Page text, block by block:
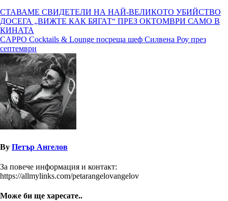
Навигация
СТАВАМЕ СВИДЕТЕЛИ НА НАЙ-ВЕЛИКОТО УБИЙСТВО
ДОСЕГА „ВИЖТЕ КАК БЯГАТ“ ПРЕЗ ОКТОМВРИ САМО В
КИНАТА
CAPPO Cocktails & Lounge посреща шеф Силвена Роу през
септември
By Петър Ангелов
За повече информация и контакт:
https://allmylinks.com/petarangelovangelov
Може би ще харесате..